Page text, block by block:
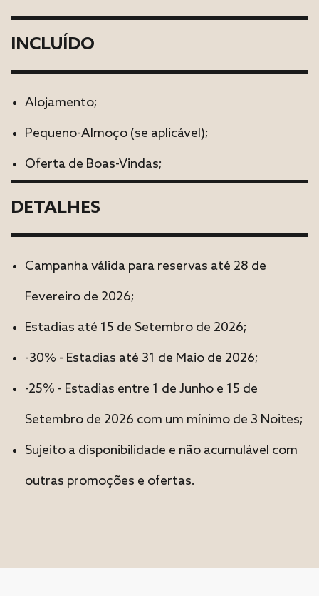
INCLUÍDO
Alojamento;
Pequeno-Almoço (se aplicável);
Oferta de Boas-Vindas;
DETALHES
Campanha válida para reservas até 28 de
Fevereiro de 2026;
Estadias até 15 de Setembro de 2026;
-30% - Estadias até 31 de Maio de 2026;
-25% - Estadias entre 1 de Junho e 15 de
Setembro de 2026 com um mínimo de 3 Noites;
Sujeito a disponibilidade e não acumulável com
outras promoções e ofertas.